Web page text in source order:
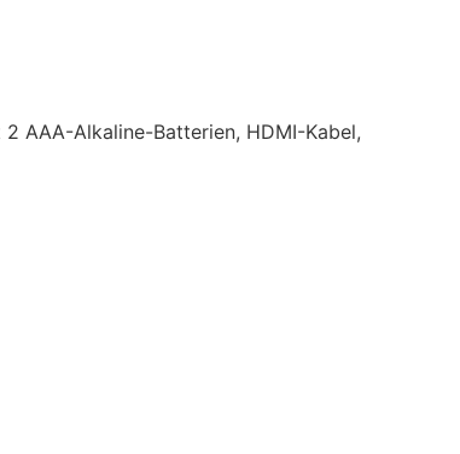
AAA-Alkaline-Batterien, HDMI-Kabel,